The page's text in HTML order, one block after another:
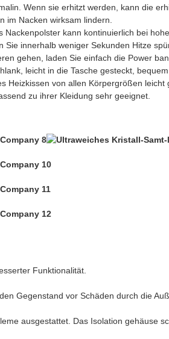
Wenn sie erhitzt werden, kann die
im Nacken wirksam lindern.
kann kontinuierlich bei
Sie innerhalb weniger Sekunden Hitze
gehen, laden Sie einfach die Power
leicht in die Tasche gesteckt,
von allen Körpergrößen
zu ihrer Kleidung sehr geeignet.
Funktionalität.
Gegenstand vor Schäden durch die
ausgestattet. Das Isolation gehäuse